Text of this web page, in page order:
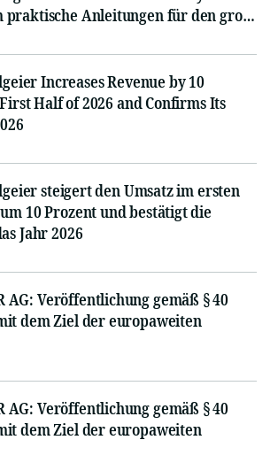
praktische Anleitungen für den groß
von KI in Unternehmen
Increases Revenue by 10
Half of 2026 and Confirms Its
steigert den Umsatz im ersten
10 Prozent und bestätigt die
Jahr 2026
AG: Veröffentlichung gemäß § 40
dem Ziel der europaweiten
AG: Veröffentlichung gemäß § 40
dem Ziel der europaweiten